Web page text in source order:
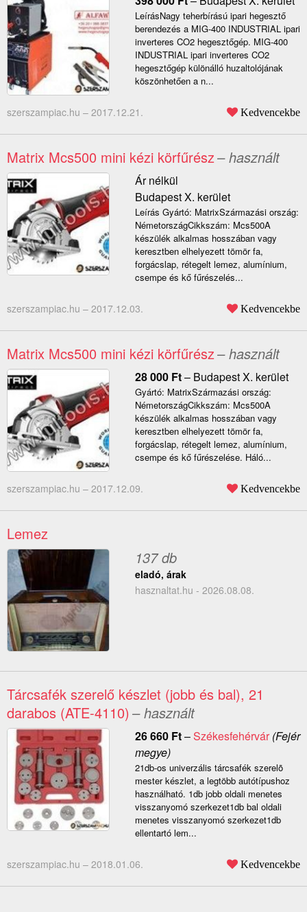
LeírásNagy teherbírású ipari hegesztő
berendezés a MIG-400 INDUSTRIAL ipari
inverteres CO2 hegesztőgép. MIG-400
INDUSTRIAL ipari inverteres CO2
hegesztőgép különálló huzaltolójának
köszönhetően a n...
szerszampiac.hu – 2017.12.21. Kedvencekbe
Matrix Mcs500 mini kézi körfűrész– használt
Ár nélkül
Budapest X. kerület
Leírás Gyártó: MatrixSzármazási ország:
NémetországCikkszám: Mcs500A
készülék alkalmas hosszában vagy
keresztben elhelyezett tömör fa,
forgácslap, rétegelt lemez, alumínium,
csempe és kő fűrészelés...
szerszampiac.hu – 2017.12.03. Kedvencekbe
Matrix Mcs500 mini kézi körfűrész– használt
28 000 Ft– Budapest X. kerület
Gyártó: MatrixSzármazási ország:
NémetországCikkszám: Mcs500A
készülék alkalmas hosszában vagy
keresztben elhelyezett tömör fa,
forgácslap, rétegelt lemez, alumínium,
csempe és kő fűrészelése. Háló...
szerszampiac.hu – 2017.12.09. Kedvencekbe
Lemez
137 db
eladó, árak
hasznaltat.hu - 2026.08.08.
Tárcsafék szerelő készlet (jobb és bal), 21
darabos (ATE-4110) – használt
26 660 Ft–Székesfehérvár(Fejér
megye)
21db-os univerzális tárcsafék szerelõ
mester készlet, a legtöbb autótípushoz
használható. 1db jobb oldali menetes
visszanyomó szerkezet1db bal oldali
menetes visszanyomó szerkezet1db
ellentartó lem...
szerszampiac.hu – 2018.01.06. Kedvencekbe